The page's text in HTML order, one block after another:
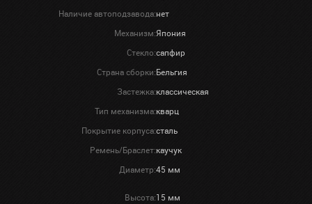
Наличие автоподзавода:нет
Механизм:Япония
Стекло:сапфир
Страна сборки:Бельгия
Застежка:классическая
Тип механизма:кварц
Покрытие корпуса:сталь
Ремень/Браслет:каучук
Диаметр:45 мм
Высота:15 мм